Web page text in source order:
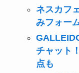
ネスカフ
みフォー
チャット
点も